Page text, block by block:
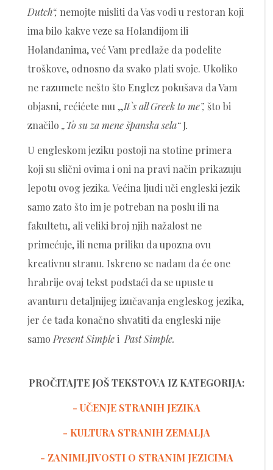
Dutch“, nemojte misliti da Vas vodi u restoran koji
ima bilo kakve veze sa Holandijom ili
Holanđanima, već Vam predlaže da podelite
troškove, odnosno da svako plati svoje. Ukoliko
ne razumete nešto što Englez pokušava da Vam
objasni, rećićete mu „It`s all Greek to me”, što bi
značilo „To su za mene španska sela“J.
U engleskom jeziku postoji na stotine primera
koji su slični ovima i oni na pravi način prikazuju
lepotu ovog jezika. Većina ljudi uči engleski jezik
samo zato što im je potreban na poslu ili na
fakultetu, ali veliki broj njih nažalost ne
primećuje, ili nema priliku da upozna ovu
kreativnu stranu. Iskreno se nadam da će one
hrabrije ovaj tekst podstaći da se upuste u
avanturu detaljnijeg izučavanja engleskog jezika,
jer će tada konačno shvatiti da engleski nije
samo Present Simplei Past Simple.
PROČITAJTE JOŠ TEKSTOVA IZ KATEGORIJA:
- UČENJE STRANIH JEZIKA
- KULTURA STRANIH ZEMALJA
- ZANIMLJIVOSTI O STRANIM JEZICIMA